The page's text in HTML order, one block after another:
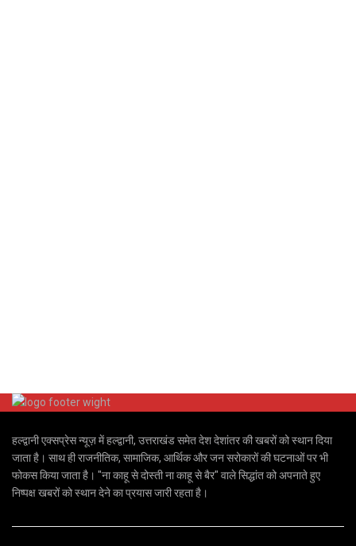
हल्द्वानी एक्सप्रेस न्यूज़ में हल्द्वानी, उत्तराखंड समेत देश देशांतर की खबरों को स्थान दिया
जाता है। साथ ही राजनीतिक, सामाजिक, आर्थिक और जन सरोकारों की घटनाओं पर भी
फोकस किया जाता है। "ना काहू से दोस्ती ना काहू से बैर" वाले सिद्धांत को अपनाते हुए
निष्पक्ष खबरों को स्थान देने का प्रयास जारी रहता है।